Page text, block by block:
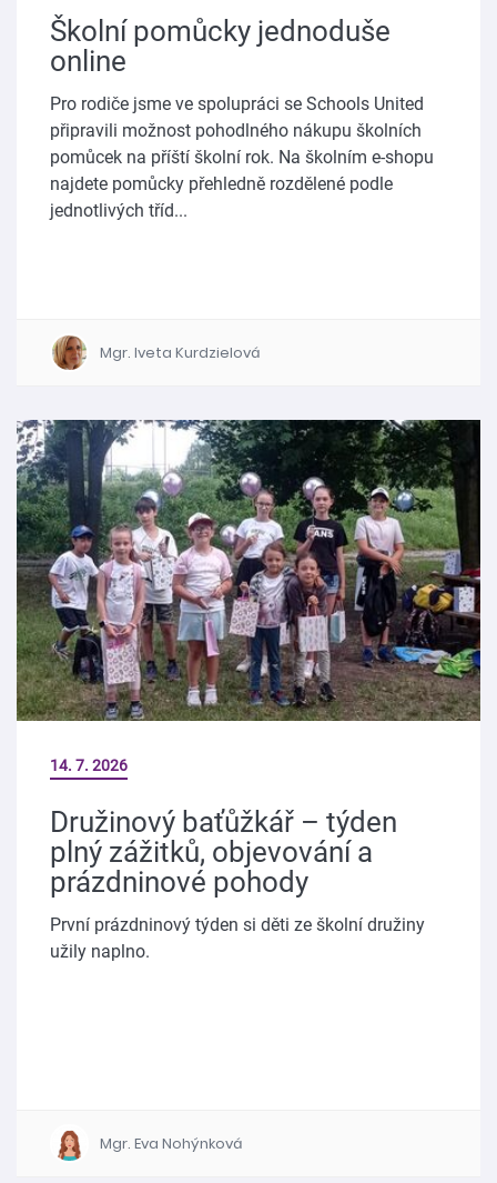
Školní pomůcky jednoduše
online
Pro rodiče jsme ve spolupráci se Schools United
připravili možnost pohodlného nákupu školních
pomůcek na příští školní rok. Na školním e-shopu
najdete pomůcky přehledně rozdělené podle
jednotlivých tříd...
Mgr. Iveta Kurdzielová
14. 7. 2026
Družinový baťůžkář – týden
plný zážitků, objevování a
prázdninové pohody
První prázdninový týden si děti ze školní družiny
užily naplno.
Mgr. Eva Nohýnková